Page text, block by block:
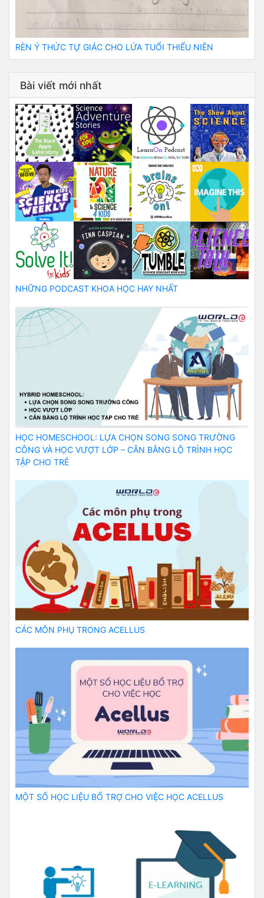
RÈN Ý THỨC TỰ GIÁC CHO LỨA TUỔI THIẾU NIÊN
Bài viết mới nhất
NHỮNG PODCAST KHOA HỌC HAY NHẤT
HỌC HOMESCHOOL: LỰA CHỌN SONG SONG TRƯỜNG
CÔNG VÀ HỌC VƯỢT LỚP – CÂN BẰNG LỘ TRÌNH HỌC
TẬP CHO TRẺ
CÁC MÔN PHỤ TRONG ACELLUS
MỘT SỐ HỌC LIỆU BỔ TRỢ CHO VIỆC HỌC ACELLUS